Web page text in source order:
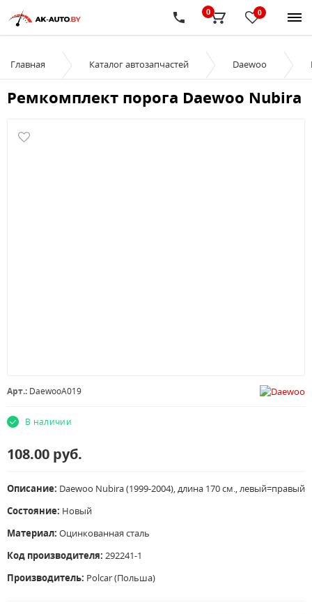
0
0
Главная Каталог автозапчастей Daewoo
Ремкомплект порога Daewoo Nubira
Арт.: DaewooA019
В наличии
108.00 руб.
Описание: Daewoo Nubira (1999-2004), длина 170 см., левый=правый
Состояние: Новый
Материал: Оцинкованная сталь
Код производителя: 292241-1
Производитель: Polcar (Польша)